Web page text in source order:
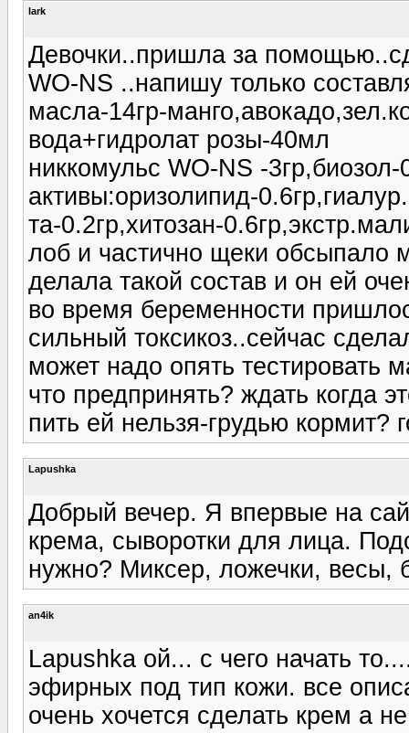
lark
Девочки..пришла за
WO-NS ..напишу только
масла-14гр-
вода+гидролат розы-40мл
никкомульс WO-NS -3гр,биозол-
активы:оризолипид-
та-0.2гр,хитозан-
лоб и частично щеки обсыпало
делала такой состав и он ей
во время беременности
сильный токсикоз..сейчас
может надо опять тестировать
что предпринять? ждать когда
пить ей нельзя-грудью кормит?
Lapushka
Добрый вечер. Я впервые на
крема, сыворотки для лица.
нужно? Миксер, ложечки, весы,
an4ik
Lapushka ой... с чего начать
эфирных под тип кожи. все
очень хочется сделать крем а